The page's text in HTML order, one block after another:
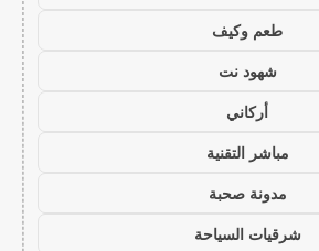
طعم وكيف
شهود نت
أركاني
مباشر التقنية
مدونة صحبة
شرقيات السياحة